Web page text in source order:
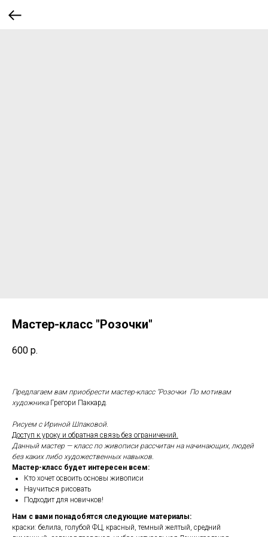
Мастер-класс "Розочки"
600 р.
Предлагаем вам приобрести мастер-класс "Розочки По мотивам
художника Грегори Паккард.
Рисуем с Ириной Шпаковой.
Доступ к уроку и обратная связь без ограничений.
Данный мастер — класс по живописи рассчитан на начинающих, людей
без каких либо художественных навыков.
Мастер-класс будет интересен всем:
Кто хочет освоить основы живописи
Научиться рисовать
Подходит для новичков!
Нам с вами понадобятся следующие материалы:
краски: белила, голубой ФЦ, красный, темный желтый, средний